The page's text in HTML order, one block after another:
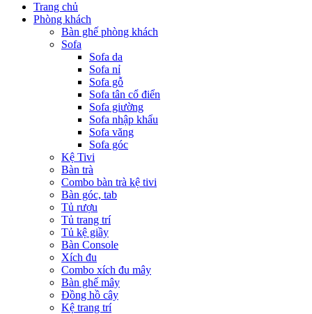
Trang chủ
Phòng khách
Bàn ghế phòng khách
Sofa
Sofa da
Sofa nỉ
Sofa gỗ
Sofa tân cổ điển
Sofa giường
Sofa nhập khẩu
Sofa văng
Sofa góc
Kệ Tivi
Bàn trà
Combo bàn trà kệ tivi
Bàn góc, tab
Tủ rượu
Tủ trang trí
Tủ kệ giầy
Bàn Console
Xích đu
Combo xích đu mây
Bàn ghế mây
Đồng hồ cây
Kệ trang trí